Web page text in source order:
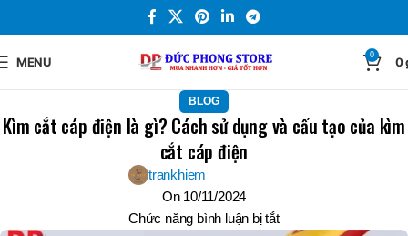
MENU 0 0
BLOG
Kìm cắt cáp điện là gì? Cách sử dụng và cấu tạo của kìm
cắt cáp điện
trankhiem
On 10/11/2024
Chức năng bình luận bị tắt